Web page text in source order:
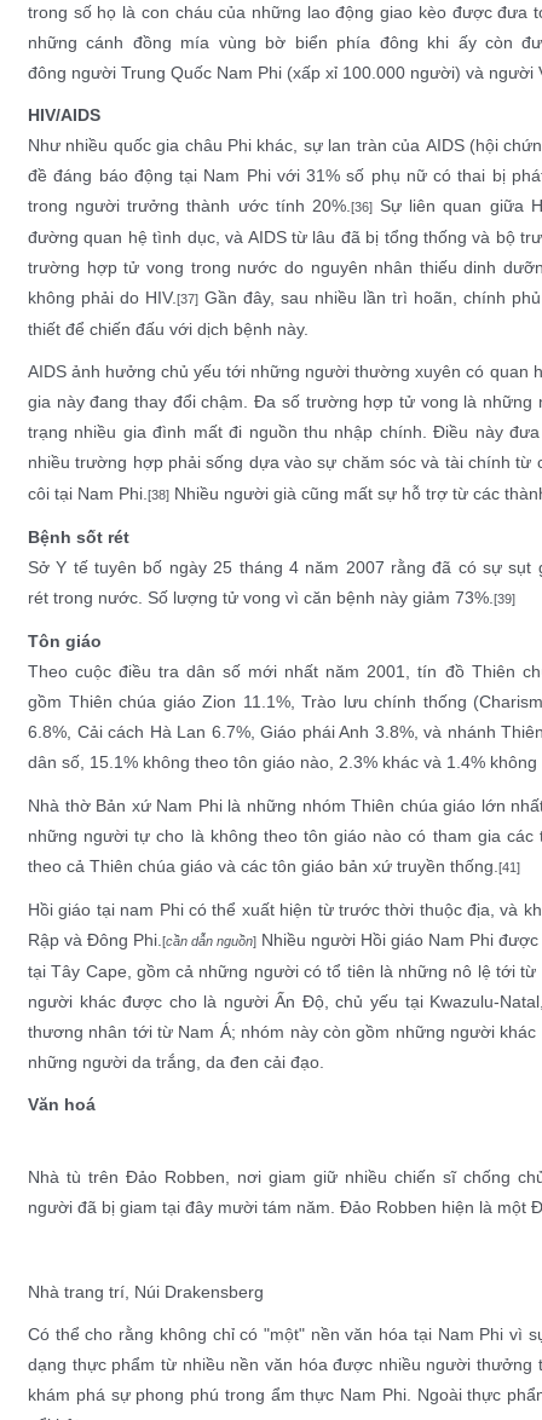
trong số họ là con cháu của những lao động giao kèo được đưa
những cánh đồng mía vùng bờ biển phía đông khi ấy còn
đông người Trung Quốc Nam Phi (xấp xỉ 100.000 người) và người
HIV/AIDS
Như nhiều quốc gia châu Phi khác, sự lan tràn của AIDS(hội
đề đáng báo động tại Nam Phi với 31% số phụ nữ có thai bị
trong người trưởng thành ước tính 20%. [36]Sự liên quan giữa
đường quan hệ tình dục, và AIDS từ lâu đã bị tổng thống và bộ
trường hợp tử vong trong nước do nguyên nhân thiếu dinh
không phải do HIV. [37] Gần đây, sau nhiều lần trì hoãn, chính
thiết để chiến đấu với dịch bệnh này.
AIDS ảnh hưởng chủ yếu tới những người thường xuyên có quan
gia này đang thay đổi chậm. Đa số trường hợp tử vong là
trạng nhiều gia đình mất đi nguồn thu nhập chính. Điều này
nhiều trường hợp phải sống dựa vào sự chăm sóc và tài chính từ
côi tại Nam Phi. [38] Nhiều người già cũng mất sự hỗ trợ từ các
Bệnh sốt rét
Sở Y tếtuyên bố ngày 25 tháng 4năm 2007 rằng đã có sự sụt
rét trong nước. Số lượng tử vong vì căn bệnh này giảm 73%. [39]
Tôn giáo
Theo cuộc điều tra dân số mới nhất năm 2001, tín đồ Thiên
gồm Thiên chúa giáo Zion 11.1%, Trào lưu chính thống
6.8%, Cải cách Hà Lan 6.7%, Giáo phái Anh 3.8%, và nhánh
dân số, 15.1% không theo tôn giáo nào, 2.3% khác và 1.4%
Nhà thờ Bản xứ Nam Phi là những nhómThiên chúa giáo lớn
những người tự cho là không theo tôn giáo nào có tham gia
theo cả Thiên chúa giáo và các tôn giáo bản xứ truyền thống. [41]
Hồi giáo tại nam Phicó thể xuất hiện từ trước thời thuộc địa, và
Rập và Đông Phi [cần dẫn nguồn] Nhiều người Hồi giáo Nam Phi
tạiTây Cape , gồm cả những người có tổ tiên là những nô lệ tới
người khác được cho là người Ấn Độ, chủ yếu tại Kwazulu-Natal
thương nhân tới từ Nam Á; nhóm này còn gồm những người
những người da trắng, da đen cải đạo.
Văn hoá
Nhà tù trên Đảo Robben , nơi giam giữ nhiều chiến sĩ chống
người đã bị giam tại đây mười tám năm. Đảo Robben hiện là một
Nhà trang trí, Núi Drakensberg
Có thể cho rằng không chỉ có "một" nền văn hóa tại Nam Phi vì
dạng thực phẩm từ nhiều nền văn hóa được nhiều người thưởng
khám phá sự phong phú trong ẩm thực Nam Phi. Ngoàithực